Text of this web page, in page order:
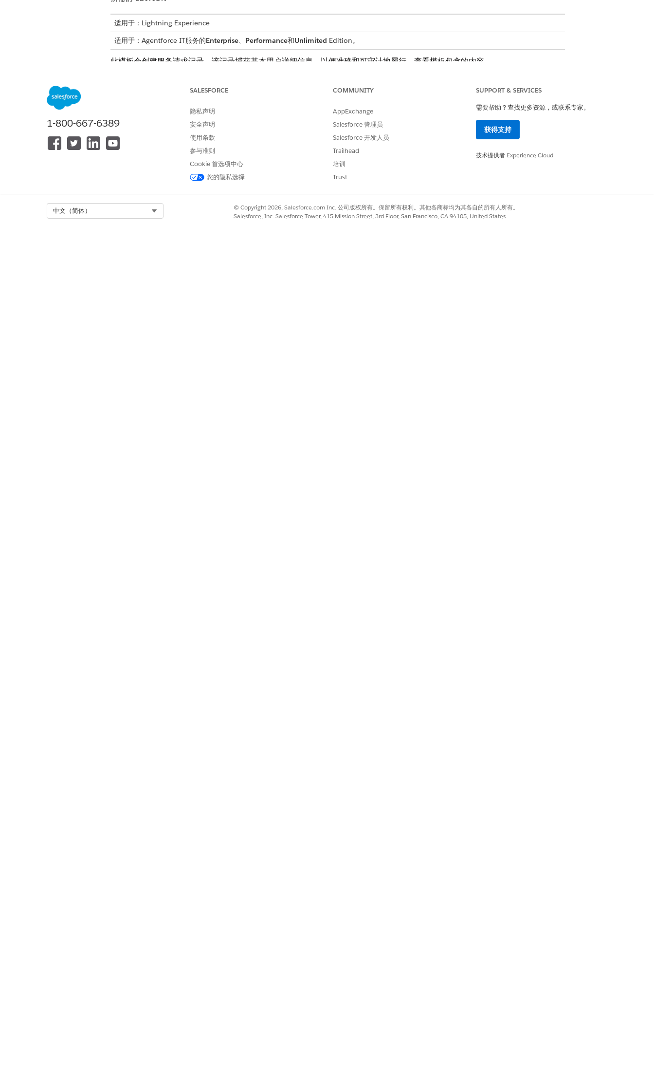
适用于：Lightning Experience
适用于：Agentforce IT服务的Enterprise、 Performance和Unlimited Edition。
此模板会创建服务请求记录，该记录捕获基本用户详细信息，以便准确和可审计地履行。查看模板包含的内容。
站点名称：员工正在请求访问的 SharePoint 站点的名称。
此服务流程包含自动处理服务请求的履行流。您可以在 Flow Builder 中扩展此流，以包含自定义逻辑，例如自动经理批准或库存检
1-800-667-6389
SALESFORCE
隐私声明
安全声明
使用条款
参与准则
Cookie 首选项中心
您的隐私选择
COMMUNITY
AppExchange
Salesforce 管理员
Salesforce 开发人员
Trailhead
培训
Trust
SUPPORT & SERVICES
需要帮助？查找更多资源，或联系专家。
获得支持
技术提供者 Experience Cloud
中文（简体）
© Copyright 2026, Salesforce.com Inc. 公司版权所有。保留所有权利。其他各商标均为其各自的所有人所有。
Salesforce, Inc. Salesforce Tower, 415 Mission Street, 3rd Floor, San Francisco, CA 94105, United States